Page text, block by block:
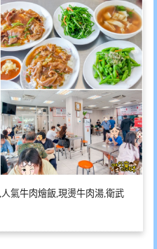
氣牛肉燴飯,現燙牛肉湯,衛武